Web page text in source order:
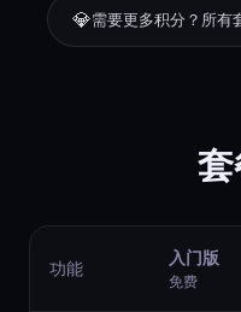
💎需要更多积分？所有
功能
入门版
免费